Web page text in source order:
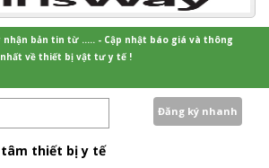
nhận bản tin từ ..... - Cập nhật báo giá và thông
về thiết bị vật tư y tế !
thiết bị y tế